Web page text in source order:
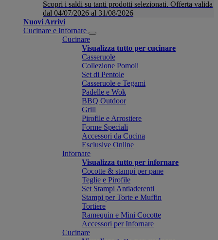
Scopri i saldi su tanti prodotti selezionati. Offerta valida
dal 04/07/2026 al 31/08/2026
Nuovi Arrivi
Cucinare e Infornare
Cucinare
Visualizza tutto per cucinare
Casseruole
Collezione Pomoli
Set di Pentole
Casseruole e Tegami
Padelle e Wok
BBQ Outdoor
Grill
Pirofile e Arrostiere
Forme Speciali
Accessori da Cucina
Esclusive Online
Infornare
Visualizza tutto per infornare
Cocotte & stampi per pane
Teglie e Pirofile
Set Stampi Antiaderenti
Stampi per Torte e Muffin
Tortiere
Ramequin e Mini Cocotte
Accessori per Infornare
Cucinare